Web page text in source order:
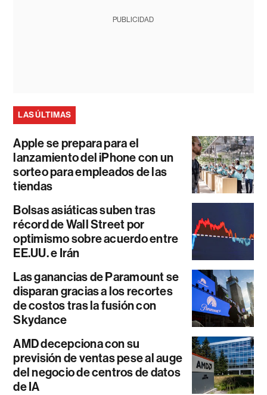
PUBLICIDAD
LAS ÚLTIMAS
Apple se prepara para el
lanzamiento del iPhone con un
sorteo para empleados de las
tiendas
Bolsas asiáticas suben tras
récord de Wall Street por
optimismo sobre acuerdo entre
EE.UU. e Irán
Las ganancias de Paramount se
disparan gracias a los recortes
de costos tras la fusión con
Skydance
AMD decepciona con su
previsión de ventas pese al auge
del negocio de centros de datos
de IA